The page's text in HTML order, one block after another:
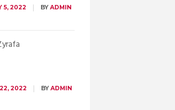
5, 2022 BY ADMIN
2022 BY ADMIN